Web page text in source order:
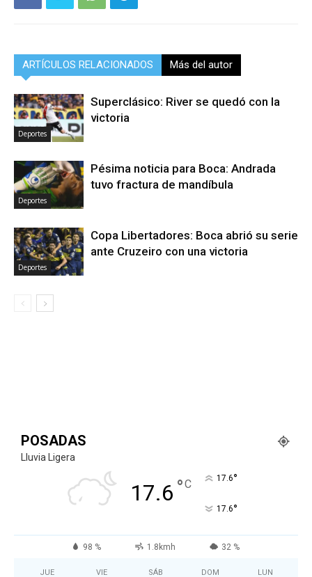
ARTÍCULOS RELACIONADOS Más del autor
Deportes
Superclásico: River se quedó con la
victoria
Deportes
Pésima noticia para Boca: Andrada
tuvo fractura de mandíbula
Deportes
Copa Libertadores: Boca abrió su serie
ante Cruzeiro con una victoria
POSADAS
Lluvia Ligera
17.6 °C 17.6°
17.6°
98 % 1.8kmh 32 %
JUE VIE SÁB DOM LUN